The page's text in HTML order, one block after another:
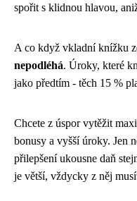
spořit s klidnou hlavou,
A co když vkladní knížku
nepodléhá. Úroky, které
jako předtím - těch 15 %
Chcete z úspor vytěžit
bonusy a vyšší úroky. Jen
přilepšení ukousne daň
je větší, vždycky z něj